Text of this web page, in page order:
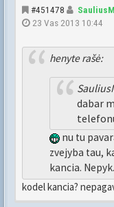
#451478
SauliusM
23 Vas 2013 10:44
henyte rašė:
dabar
nu tu
zvejyba tau,
kancia. Nepyk.
kodel kancia?